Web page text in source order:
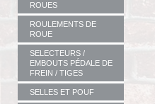
ROUES
ROULEMENTS DE
ROUE
SELECTEURS /
EMBOUTS PÉDALE DE
FREIN / TIGES
SELLES ET POUF